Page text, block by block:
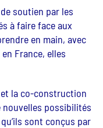
soutien par les
à faire face aux
en main, avec
France, elles
et la co-construction
possibilités
sont conçus par